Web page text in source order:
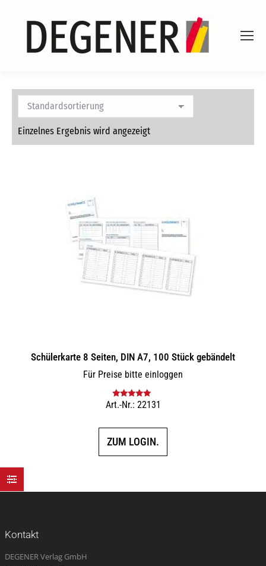
Einzelnes Ergebnis wird angezeigt
Schülerkarte 8 Seiten, DIN A7, 100 Stück gebändelt
Für Preise bitte einloggen
Bewertet mit
Art.-Nr.: 22131
ZUM LOGIN.
Kontakt
DEGENER Verlag GmbH